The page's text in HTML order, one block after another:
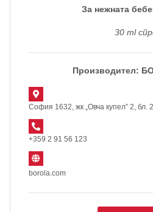
За нежната
30 ml
Производител:
София 1632, жк „Овча купел” 2, бл.
+359 2 91 56 123
borola.com